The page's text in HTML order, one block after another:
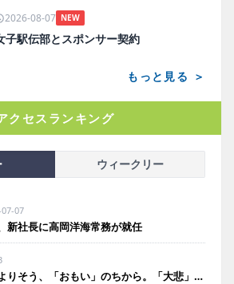
2026-08-07 NEW
子駅伝部とスポンサー契約
もっと見る ＞
クセスランキング
ウィークリー
07
新社長に高岡洋海常務が就任
「かなしみ」によりそう、「おもい」のちから。「大悲」は風のごとく。